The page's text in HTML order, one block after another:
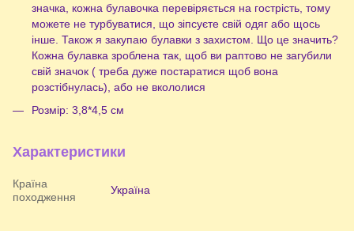
значка, кожна булавочка перевіряється на гострість, тому
можете не турбуватися, що зіпсуєте свій одяг або щось
інше. Також я закупаю булавки з захистом. Що це значить?
Кожна булавка зроблена так, щоб ви раптово не загубили
свій значок ( треба дуже постаратися щоб вона
розстібнулась), або не вкололися
Розмір: 3,8*4,5 см
Характеристики
Країна
походження
Україна